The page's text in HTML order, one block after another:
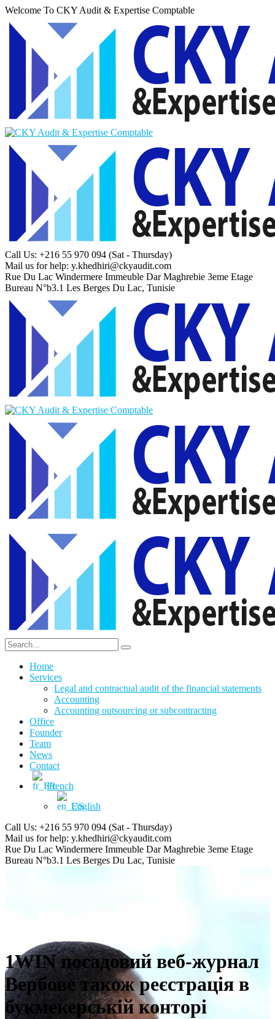
Welcome To CKY Audit & Expertise Comptable
Call Us: +216 55 970 094 (Sat - Thursday)
Mail us for help: y.khedhiri@ckyaudit.com
Rue Du Lac Windermere Immeuble Dar Maghrebie 3eme Etage
Bureau N°b3.1 Les Berges Du Lac, Tunisie
Home
Services
Legal and contractual audit of the financial statements
Accounting
Accounting outsourcing or subcontracting
Office
Founder
Team
News
Contact
French
English
Call Us: +216 55 970 094 (Sat - Thursday)
Mail us for help: y.khedhiri@ckyaudit.com
Rue Du Lac Windermere Immeuble Dar Maghrebie 3eme Etage
Bureau N°b3.1 Les Berges Du Lac, Tunisie
1WIN посадовий веб-журнал
Вербове також реєстрація в
букмекерській конторі